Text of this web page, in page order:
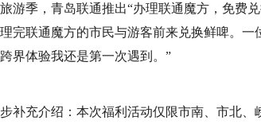
游季，青岛联通推出“办理联通魔方，免费
完联通魔方的市民与游客前来兑换鲜啤。
界体验我还是第一次遇到。”
补充介绍：本次福利活动仅限市南、市北